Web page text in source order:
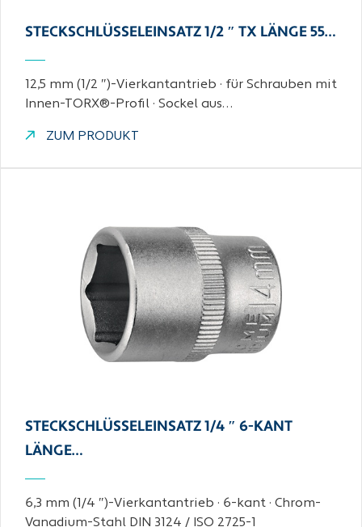
STECKSCHLÜSSELEINSATZ 1/2 ″ TX LÄNGE 55…
12,5 mm (1/2 ″)-Vierkantantrieb · für Schrauben mit
Innen-TORX®-Profil · Sockel aus…
ZUM PRODUKT
STECKSCHLÜSSELEINSATZ 1/4 ″ 6-KANT
LÄNGE…
6,3 mm (1/4 ″)-Vierkantantrieb · 6-kant · Chrom-
Vanadium-Stahl DIN 3124 / ISO 2725-1